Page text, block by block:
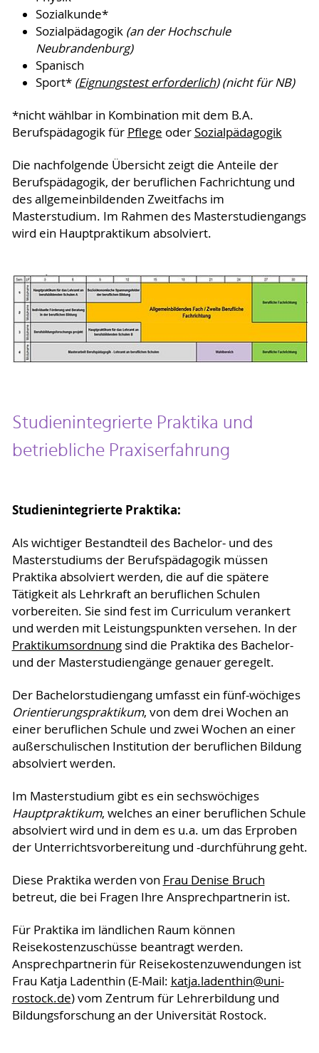
Sozialkunde*
Sozialpädagogik (an der Hochschule
Neubrandenburg)
Spanisch
Sport* (Eignungstest erforderlich) (nicht für NB)
*nicht wählbar in Kombination mit dem B.A.
Berufspädagogik für Pflege oder Sozialpädagogik
Die nachfolgende Übersicht zeigt die Anteile der
Berufspädagogik, der beruflichen Fachrichtung und
des allgemeinbildenden Zweitfachs im
Masterstudium. Im Rahmen des Masterstudiengangs
wird ein Hauptpraktikum absolviert.
Studienintegrierte Praktika und
betriebliche Praxiserfahrung
Studienintegrierte Praktika:
Als wichtiger Bestandteil des Bachelor- und des
Masterstudiums der Berufspädagogik müssen
Praktika absolviert werden, die auf die spätere
Tätigkeit als Lehrkraft an beruflichen Schulen
vorbereiten. Sie sind fest im Curriculum verankert
und werden mit Leistungspunkten versehen. In der
Praktikumsordnungsind die Praktika des Bachelor-
und der Masterstudiengänge genauer geregelt.
Der Bachelorstudiengang umfasst ein fünf-wöchiges
Orientierungspraktikum, von dem drei Wochen an
einer beruflichen Schule und zwei Wochen an einer
außerschulischen Institution der beruflichen Bildung
absolviert werden.
Im Masterstudium gibt es ein sechswöchiges
Hauptpraktikum, welches an einer beruflichen Schule
absolviert wird und in dem es u.a. um das Erproben
der Unterrichtsvorbereitung und -durchführung geht.
Diese Praktika werden von Frau Denise Bruch
betreut, die bei Fragen Ihre Ansprechpartnerin ist.
Für Praktika im ländlichen Raum können
Reisekostenzuschüsse beantragt werden.
Ansprechpartnerin für Reisekostenzuwendungen ist
Frau Katja Ladenthin (E-Mail: katja.ladenthin@uni-
rostock.de) vom Zentrum für Lehrerbildung und
Bildungsforschung an der Universität Rostock.